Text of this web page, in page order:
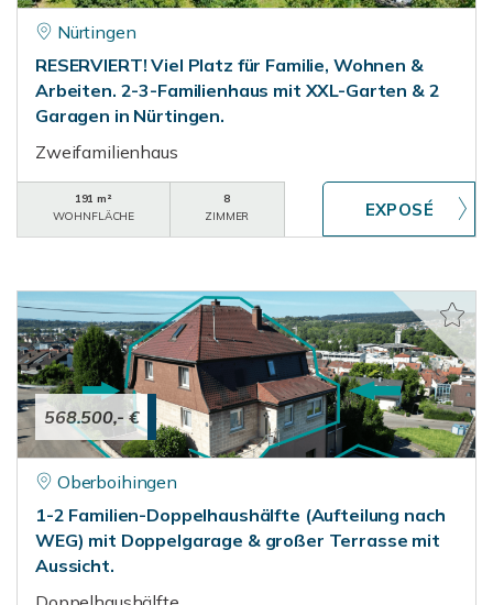
Nürtingen
RESERVIERT! Viel Platz für Familie, Wohnen &
Arbeiten. 2-3-Familienhaus mit XXL-Garten & 2
Garagen in Nürtingen.
Zweifamilienhaus
191 m²
WOHNFLÄCHE
8
ZIMMER
568.500,- €
Oberboihingen
1-2 Familien-Doppelhaushälfte (Aufteilung nach
WEG) mit Doppelgarage & großer Terrasse mit
Aussicht.